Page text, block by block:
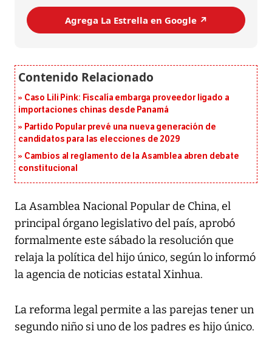
Agrega La Estrella en Google ↗️
Caso Lili Pink: Fiscalía embarga proveedor ligado a
importaciones chinas desde Panamá
Partido Popular prevé una nueva generación de
candidatos para las elecciones de 2029
Cambios al reglamento de la Asamblea abren debate
constitucional
La Asamblea Nacional Popular de China, el
principal órgano legislativo del país, aprobó
formalmente este sábado la resolución que
relaja la política del hijo único, según lo informó
la agencia de noticias estatal Xinhua.
La reforma legal permite a las parejas tener un
segundo niño si uno de los padres es hijo único.